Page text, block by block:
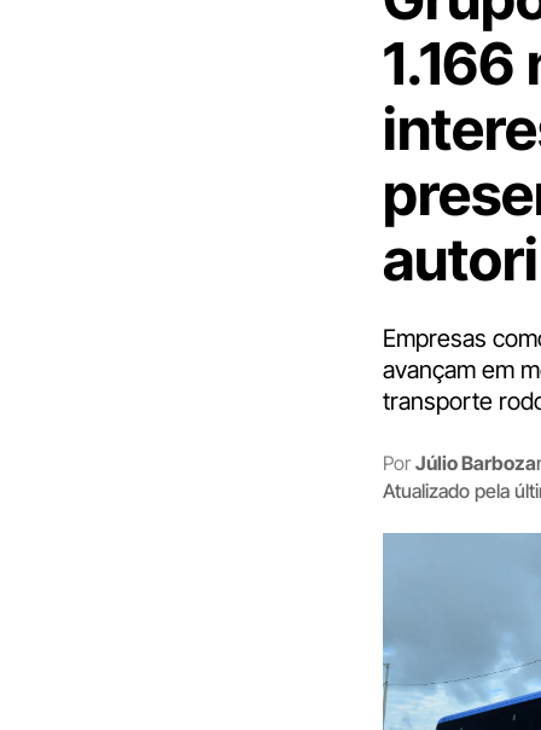
Empresas
avançam em
transporte
Por Júlio Barboza
Atualizado pela